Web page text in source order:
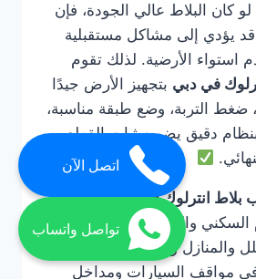
كان البلاط عالي الجودة، فإن
يؤدي إلى مشاكل مستقبلية
استواء الأرضية. لذلك تقوم
في دبي بتجهيز الأرض جيدًا
ضغط التربة، وضع طبقة مناسبة،
دقيق يضمن ثبات القطع
بلاط انترلوك في دبيأنه
والتجاري. يمكن
والمنازل والحدائق والممرات،
في مواقف السيارات ومداخل
اتصل الآن
تواصل واتساب